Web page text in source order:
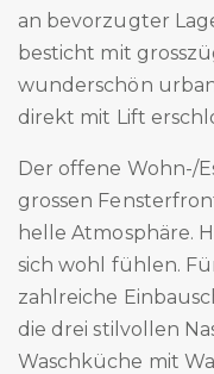
an bevorzugter
besticht mit
wunderschön
direkt mit Lift
Der offene Wohn-/
grossen
helle Atmosphäre.
sich wohl fühlen.
zahlreiche
die drei stilvollen
Waschküche mit